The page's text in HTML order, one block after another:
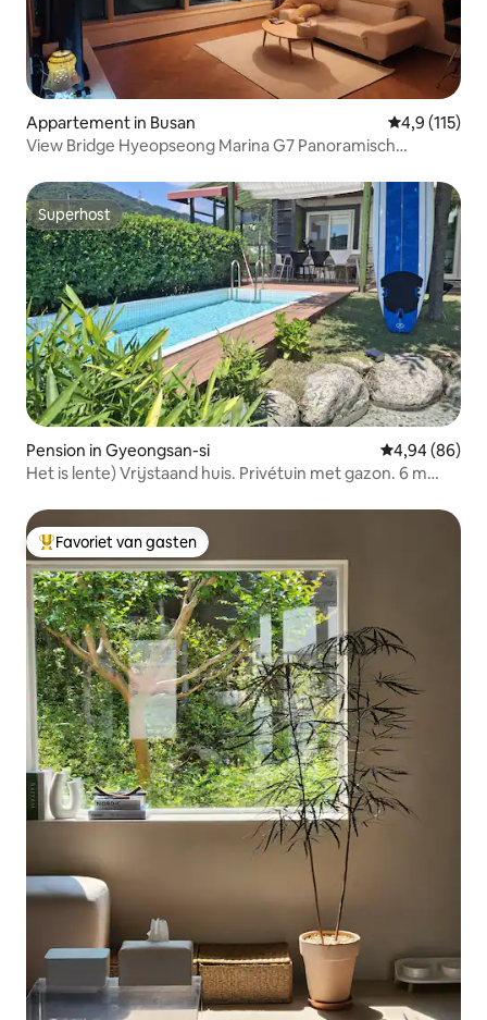
Appartement in Busan Gemiddelde
4,9 (115)
View Bridge Hyeopseong Marina G7 Panoramisch
Busan Harbor Bridge 2 minuten lopen van Busan Station
Superhost
Superhost
Pension in Gyeongsan-si Gemiddelde
4,94 (86)
Het is lente) Vrijstaand huis. Privétuin met gazon. 6 m
koffiebonen. Daegu. Qingdao. Gyeongsan.
Topfavoriet van gasten
Favoriet van gasten